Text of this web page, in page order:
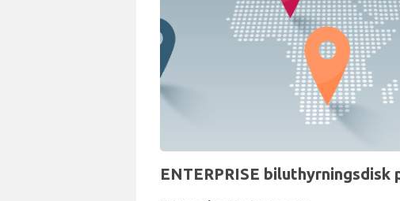
ENTERPRISE